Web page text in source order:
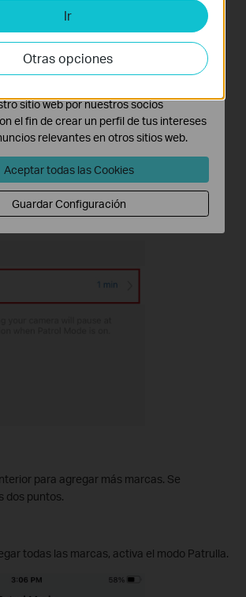
para agregar más marcas. Se
dos puntos.
todas las marcas, activa el modo Patrulla.
Ir
Otras opciones
y de Marketing
análisis nos permiten analizar tus
nuestro sitio web con el fin de mejorar y
del mismo.
sitio web por nuestros socios
el fin de crear un perfil de tus intereses
relevantes en otros sitios web.
Aceptar todas las Cookies
Guardar Configuración